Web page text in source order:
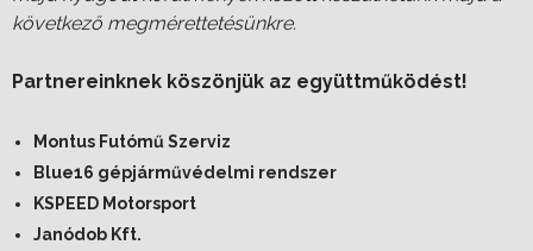
következő megmérettetésünkre.
Partnereinknek köszönjük az együttműködést!
Montus Futómű Szerviz
Blue16 gépjárművédelmi rendszer
KSPEED Motorsport
Janódob Kft.